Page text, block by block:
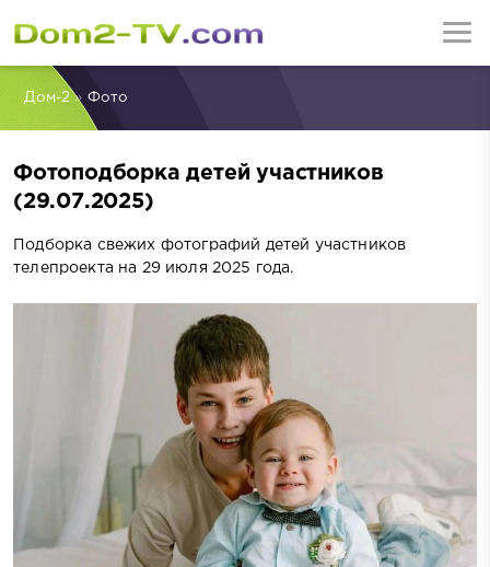
Дом-2» Фото
Фотоподборка детей участников
(29.07.2025)
Подборка свежих фотографий детей участников
телепроекта на 29 июля 2025 года.